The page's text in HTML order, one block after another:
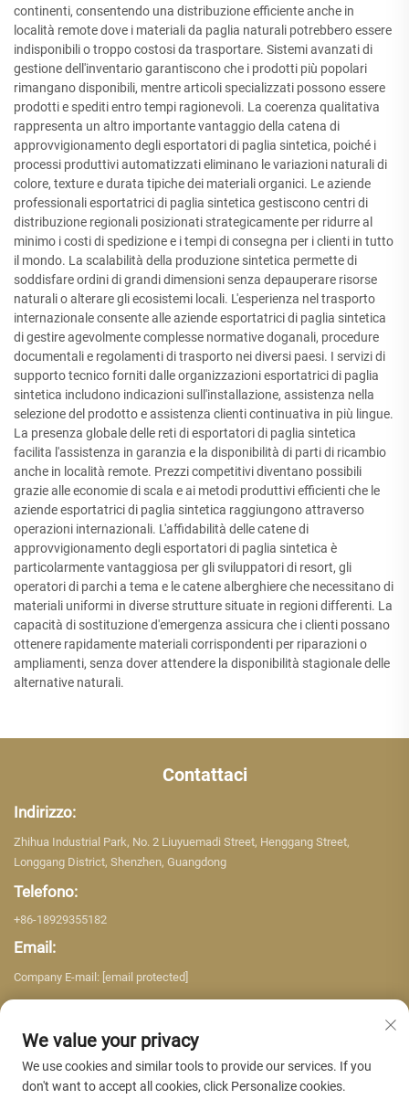
continenti, consentendo una distribuzione efficiente anche in
località remote dove i materiali da paglia naturali potrebbero essere
indisponibili o troppo costosi da trasportare. Sistemi avanzati di
gestione dell'inventario garantiscono che i prodotti più popolari
rimangano disponibili, mentre articoli specializzati possono essere
prodotti e spediti entro tempi ragionevoli. La coerenza qualitativa
rappresenta un altro importante vantaggio della catena di
approvvigionamento degli esportatori di paglia sintetica, poiché i
processi produttivi automatizzati eliminano le variazioni naturali di
colore, texture e durata tipiche dei materiali organici. Le aziende
professionali esportatrici di paglia sintetica gestiscono centri di
distribuzione regionali posizionati strategicamente per ridurre al
minimo i costi di spedizione e i tempi di consegna per i clienti in tutto
il mondo. La scalabilità della produzione sintetica permette di
soddisfare ordini di grandi dimensioni senza depauperare risorse
naturali o alterare gli ecosistemi locali. L'esperienza nel trasporto
internazionale consente alle aziende esportatrici di paglia sintetica
di gestire agevolmente complesse normative doganali, procedure
documentali e regolamenti di trasporto nei diversi paesi. I servizi di
supporto tecnico forniti dalle organizzazioni esportatrici di paglia
sintetica includono indicazioni sull'installazione, assistenza nella
selezione del prodotto e assistenza clienti continuativa in più lingue.
La presenza globale delle reti di esportatori di paglia sintetica
facilita l'assistenza in garanzia e la disponibilità di parti di ricambio
anche in località remote. Prezzi competitivi diventano possibili
grazie alle economie di scala e ai metodi produttivi efficienti che le
aziende esportatrici di paglia sintetica raggiungono attraverso
operazioni internazionali. L'affidabilità delle catene di
approvvigionamento degli esportatori di paglia sintetica è
particolarmente vantaggiosa per gli sviluppatori di resort, gli
operatori di parchi a tema e le catene alberghiere che necessitano di
materiali uniformi in diverse strutture situate in regioni differenti. La
capacità di sostituzione d'emergenza assicura che i clienti possano
ottenere rapidamente materiali corrispondenti per riparazioni o
ampliamenti, senza dover attendere la disponibilità stagionale delle
alternative naturali.
Contattaci
Indirizzo:
Zhihua Industrial Park, No. 2 Liuyuemadi Street, Henggang Street,
Longgang District, Shenzhen, Guangdong
Telefono:
+86-18929355182
Email:
Company E-mail: [email protected]
We value your privacy
We use cookies and similar tools to provide our services. If you
don't want to accept all cookies, click Personalize cookies.